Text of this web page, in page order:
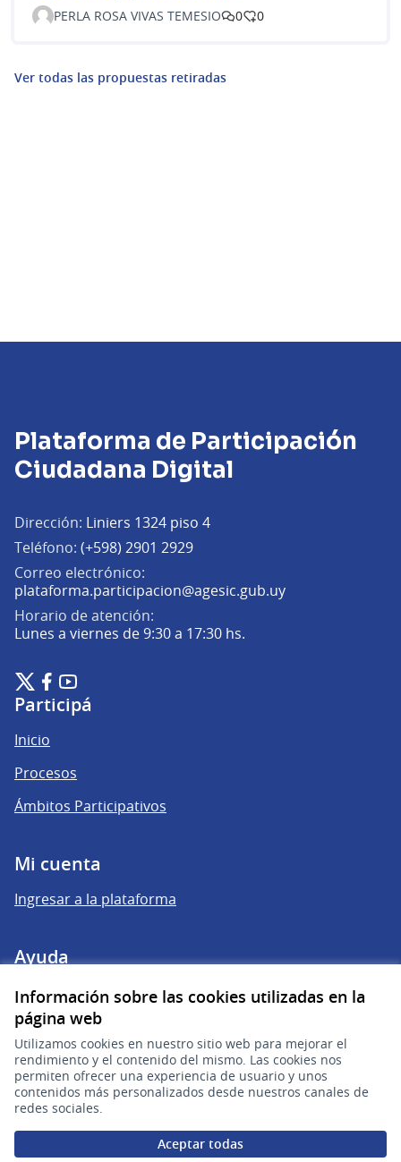
Información sobre las cookies utilizadas en la
página web
Utilizamos cookies en nuestro sitio web para mejorar el
rendimiento y el contenido del mismo. Las cookies nos
permiten ofrecer una experiencia de usuario y unos
contenidos más personalizados desde nuestros canales de
redes sociales.
Aceptar todas
PERLA ROSA VIVAS TEMESIO 0 0
Ver todas las propuestas retiradas
Plataforma de Participación
Ciudadana Digital
Dirección: Liniers 1324 piso 4
Teléfono: (+598) 2901 2929
Correo electrónico:
plataforma.participacion@agesic.gub.uy(Abrir en una
Horario de atención:
Lunes a viernes de 9:30 a 17:30 hs.
Plataforma de Participación Ciudadana Digital en X
(Enlace externo)
Plataforma de Participación Ciudadana Digital en Facebook
(Enlace externo)
Plataforma de Participación Ciudadana Digital en
(Enlace externo)
Participá
Inicio
Procesos
Ámbitos Participativos
Mi cuenta
Ingresar a la plataforma
Ayuda
Preguntas frecuentes
Enlaces
Actividad
Encuentros
Descargar ficheros de datos abiertos